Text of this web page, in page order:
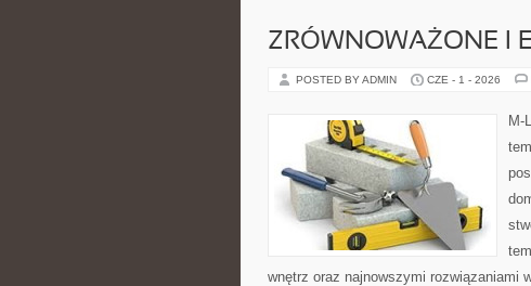
ZRÓWNOWAŻONE I
POSTED BY ADMIN CZE - 1 - 2026
M-
wnętrz oraz najnowszymi rozwiązaniami